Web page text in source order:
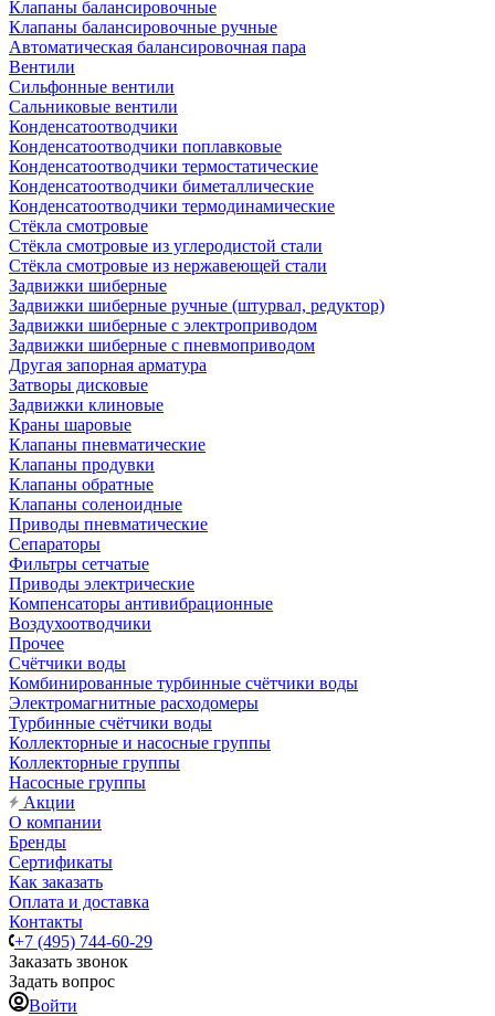
Клапаны балансировочные
Клапаны балансировочные ручные
Автоматическая балансировочная пара
Вентили
Сильфонные вентили
Сальниковые вентили
Конденсатоотводчики
Конденсатоотводчики поплавковые
Конденсатоотводчики термостатические
Конденсатоотводчики биметаллические
Конденсатоотводчики термодинамические
Стёкла смотровые
Стёкла смотровые из углеродистой стали
Стёкла смотровые из нержавеющей стали
Задвижки шиберные
Задвижки шиберные ручные (штурвал, редуктор)
Задвижки шиберные с электроприводом
Задвижки шиберные с пневмоприводом
Другая запорная арматура
Затворы дисковые
Задвижки клиновые
Краны шаровые
Клапаны пневматические
Клапаны продувки
Клапаны обратные
Клапаны соленоидные
Приводы пневматические
Сепараторы
Фильтры сетчатые
Приводы электрические
Компенсаторы антивибрационные
Воздухоотводчики
Прочее
Счётчики воды
Комбинированные турбинные счётчики воды
Электромагнитные расходомеры
Турбинные счётчики воды
Коллекторные и насосные группы
Коллекторные группы
Насосные группы
Акции
О компании
Бренды
Сертификаты
Как заказать
Оплата и доставка
Контакты
+7 (495) 744-60-29
Заказать звонок
Задать вопрос
Войти